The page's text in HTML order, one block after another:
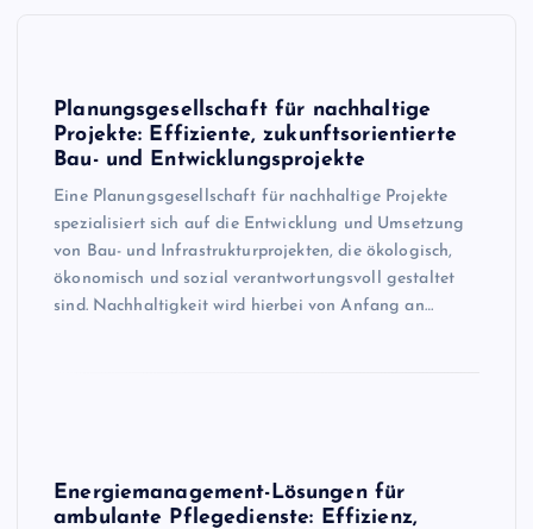
Planungsgesellschaft für nachhaltige
Projekte: Effiziente, zukunftsorientierte
Bau- und Entwicklungsprojekte
Eine Planungsgesellschaft für nachhaltige Projekte
spezialisiert sich auf die Entwicklung und Umsetzung
von Bau- und Infrastrukturprojekten, die ökologisch,
ökonomisch und sozial verantwortungsvoll gestaltet
sind. Nachhaltigkeit wird hierbei von Anfang an…
Energiemanagement-Lösungen für
ambulante Pflegedienste: Effizienz,